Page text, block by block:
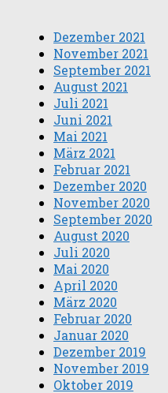
Dezember 2021
November 2021
September 2021
August 2021
Juli 2021
Juni 2021
Mai 2021
März 2021
Februar 2021
Dezember 2020
November 2020
September 2020
August 2020
Juli 2020
Mai 2020
April 2020
März 2020
Februar 2020
Januar 2020
Dezember 2019
November 2019
Oktober 2019